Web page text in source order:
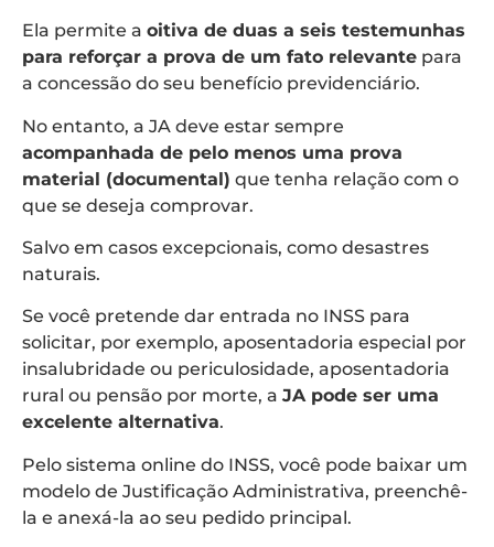
Ela permite a oitiva de duas a seis testemunhas
para reforçar a prova de um fato relevante para
a concessão do seu benefício previdenciário.
No entanto, a JA deve estar sempre
acompanhada de pelo menos uma prova
material (documental) que tenha relação com o
que se deseja comprovar.
Salvo em casos excepcionais, como desastres
naturais.
Se você pretende dar entrada no INSS para
solicitar, por exemplo, aposentadoria especial por
insalubridade ou periculosidade, aposentadoria
rural ou pensão por morte, a JA pode ser uma
excelente alternativa.
Pelo sistema online do INSS, você pode baixar um
modelo de Justificação Administrativa, preenchê-
la e anexá-la ao seu pedido principal.